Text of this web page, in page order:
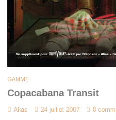
GAMME
Copacabana Transit
Alias 24 juillet 2007 0